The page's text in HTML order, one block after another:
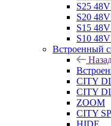
S25
S20
S15
S10
Встроенный
CITY
CITY
ZOOM
CITY
HIDE